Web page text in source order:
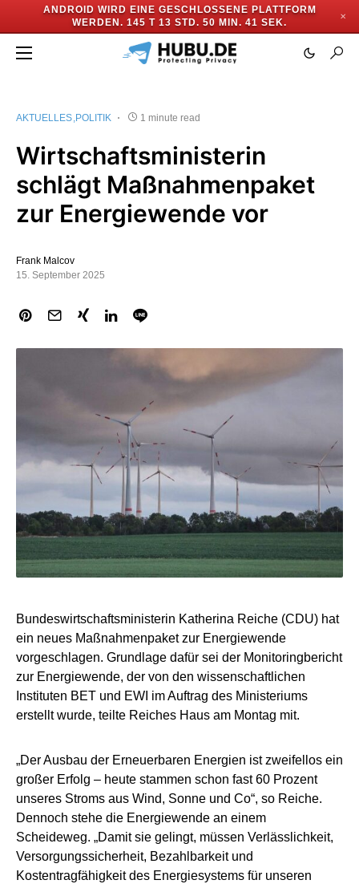
ANDROID WIRD EINE GESCHLOSSENE PLATTFORM
WERDEN. 145 T 13 STD. 50 MIN. 41 SEK.
✕
AKTUELLES POLITIK 1 minute read
Wirtschaftsministerin
schlägt Maßnahmenpaket
zur Energiewende vor
Frank Malcov
15. September 2025
Bundeswirtschaftsministerin Katherina Reiche (CDU) hat
ein neues Maßnahmenpaket zur Energiewende
vorgeschlagen. Grundlage dafür sei der Monitoringbericht
zur Energiewende, der von den wissenschaftlichen
Instituten BET und EWI im Auftrag des Ministeriums
erstellt wurde, teilte Reiches Haus am Montag mit.
„Der Ausbau der Erneuerbaren Energien ist zweifellos ein
großer Erfolg – heute stammen schon fast 60 Prozent
unseres Stroms aus Wind, Sonne und Co“, so Reiche.
Dennoch stehe die Energiewende an einem
Scheideweg. „Damit sie gelingt, müssen Verlässlichkeit,
Versorgungssicherheit, Bezahlbarkeit und
Kostentragfähigkeit des Energiesystems für unseren